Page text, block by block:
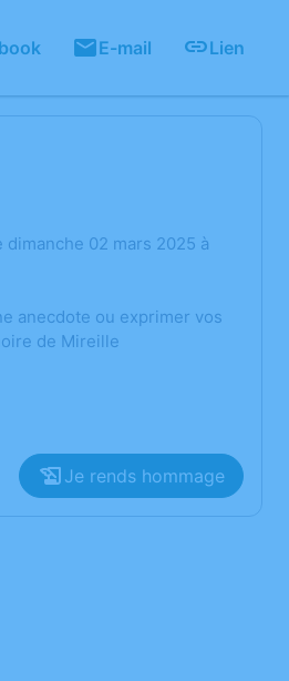
E-mail Lien
02 mars 2025 à
anecdote ou exprimer vos
de Mireille
Je rends hommage